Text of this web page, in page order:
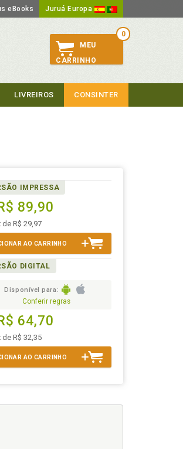
eBooks Juruá Europa
0
MEU
CARRINHO
LIVREIROS CONSINTER
IMPRESSA
89,90
de R$ 29,97
AO CARRINHO
DIGITAL
Disponível para:
Conferir regras
64,70
de R$ 32,35
AO CARRINHO